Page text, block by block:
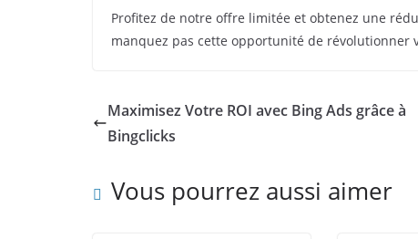
Profitez de notre offre limitée et obtenez une
manquez pas cette opportunité de révolutionner
Maximisez Votre ROI avec Bing Ads grâce à
Bingclicks
Vous pourrez aussi aimer